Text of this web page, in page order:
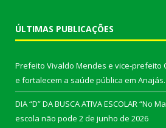
ÚLTIMAS PUBLICAÇÕES
Prefeito Vivaldo Mendes e vice-prefeito
e fortalecem a saúde pública em Anajás.
DIA “D” DA BUSCA ATIVA ESCOLAR “No
escola não pode 2 de junho de 2026